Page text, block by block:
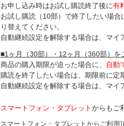
お申し込み時はお試し購読終了後に有
お試し購読（10部）で終了したい場
り替えてください。
自動継続設定を解除する場合は、マイ
■1ヶ月（30部）・12ヶ月（360部）を
商品の購入期限が迫った場合に、
自動
購読を終了したい場合は、期限前に定
自動継続設定を解除する場合は、マイ
スマートフォン・タブレットからもご
スマートフォン・タブレットからご利用